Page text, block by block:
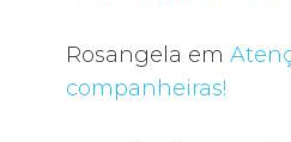
Rosangela em
companheiras!